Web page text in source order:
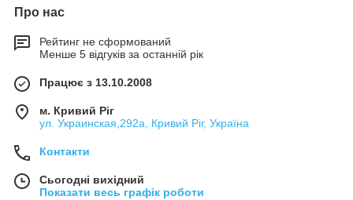
Про нас
Рейтинг не сформований
Менше 5 відгуків за останній рік
Працює з 13.10.2008
м. Кривий Ріг
ул. Украинская,292а, Кривий Ріг, Україна
Контакти
Сьогодні вихідний
Показати весь графік роботи